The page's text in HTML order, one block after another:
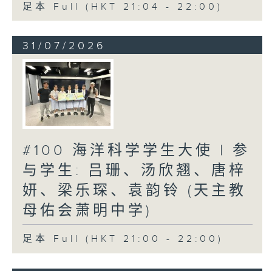
足本 Full (HKT 21:04 - 22:00)
31/07/2026
#100 海洋科学学生大使 | 参
与学生: 吕珊、汤欣翘、唐梓
妍、梁乐琛、袁韵铃 (天主教
母佑会萧明中学)
足本 Full (HKT 21:00 - 22:00)